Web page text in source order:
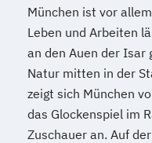
München ist vor
Leben und Arbeiten
an den Auen der Isar
Natur mitten in der
zeigt sich München
das Glockenspiel im
Zuschauer an. Auf